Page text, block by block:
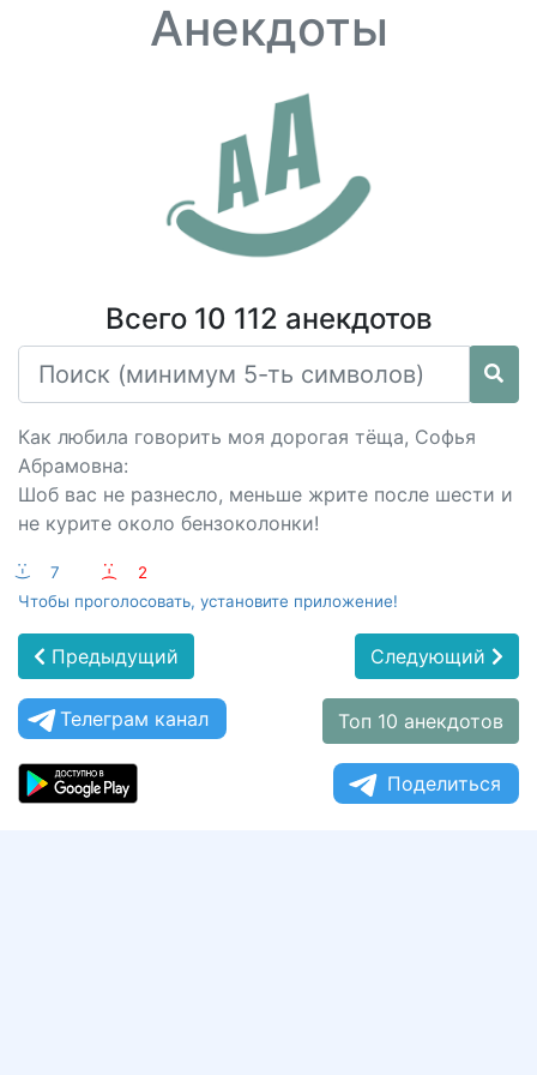
Анекдоты
Всего 10 112 анекдотов
Как любила говорить моя дорогая тёща, Софья
Абрамовна:
Шоб вас не разнесло, меньше жрите после шести и
не курите около бензоколонки!
:-) 7 :-(
2
Чтобы проголосовать, установите приложение!
Предыдущий Следующий
Телеграм канал Топ 10 анекдотов
Поделиться